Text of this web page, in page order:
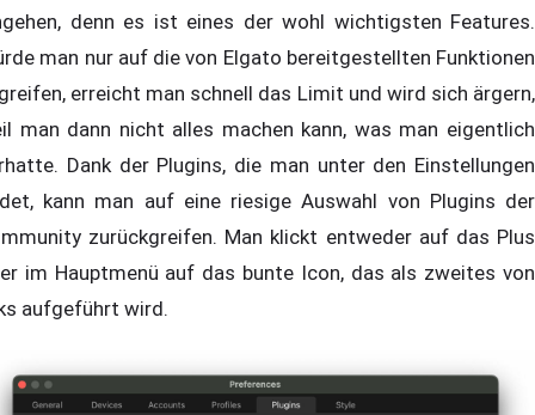
denn es ist eines der wohl wichtigsten Features.
man nur auf die von Elgato bereitgestellten Funktionen
erreicht man schnell das Limit und wird sich ärgern,
man dann nicht alles machen kann, was man eigentlich
Dank der Plugins, die man unter den Einstellungen
kann man auf eine riesige Auswahl von Plugins der
zurückgreifen. Man klickt entweder auf das Plus
im Hauptmenü auf das bunte Icon, das als zweites von
aufgeführt wird.